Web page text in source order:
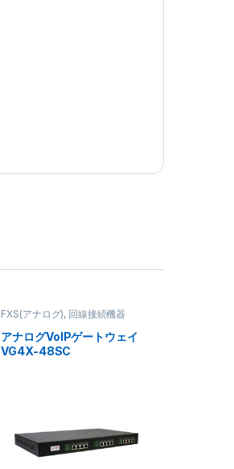
FXS(アナログ), 回線接続機器
アナログVoIPゲートウェイ
VG4X-48SC